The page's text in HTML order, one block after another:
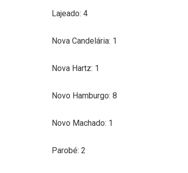
Lajeado: 4
Nova Candelária: 1
Nova Hartz: 1
Novo Hamburgo: 8
Novo Machado: 1
Parobé: 2